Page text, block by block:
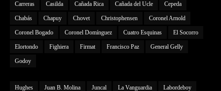
Carreras Casilda Cañada Rica Cañada del Ucle Cepeda
Chabás Chapuy Chovet Christophensen Coronel Arnold
Coronel Bogado Coronel Domínguez Cuatro Esquinas El Socorro
Elortondo Fighiera Firmat Francisco Paz General Gelly
Godoy
Hughes Juan B. Molina Juncal La Vanguardia Labordeboy